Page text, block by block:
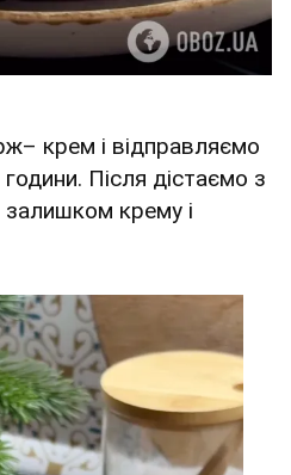
крем і відправляємо
Після дістаємо з
крему і